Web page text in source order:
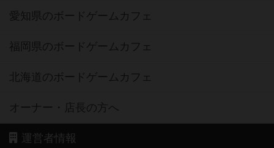
愛知県のボードゲームカフェ
福岡県のボードゲームカフェ
北海道のボードゲームカフェ
オーナー・店長の方へ
運営者情報